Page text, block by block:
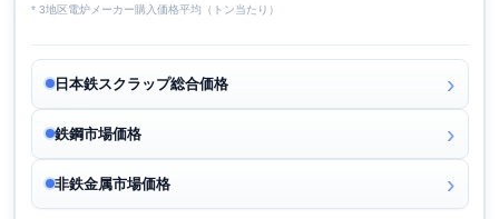
* 3地区電炉メーカー購入価格平均（トン当たり）
日本鉄スクラップ総合価格
鉄鋼市場価格
非鉄金属市場価格